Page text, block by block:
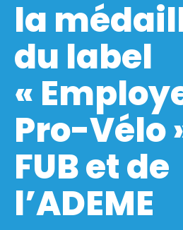
la
du label
«
Pro-Vélo
FUB et de
l’ADEME